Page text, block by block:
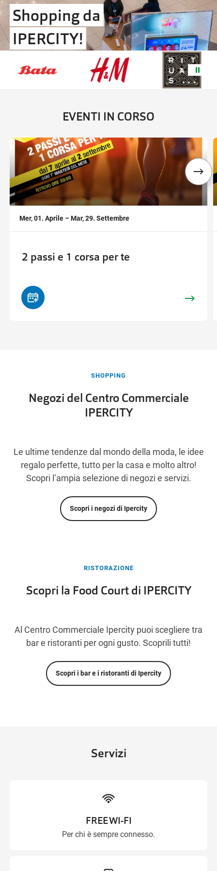
Ottieni indicazioni stradali
Shopping da
IPERCITY!
EVENTI IN CORSO
Mer, 01. Aprile – Mar, 29. Settembre
2 passi e 1 corsa per te
,
SHOPPING
Negozi del Centro Commerciale
IPERCITY
Le ultime tendenze dal mondo della moda, le idee
regalo perfette, tutto per la casa e molto altro!
Scopri l’ampia selezione di negozi e servizi.
Scopri i negozi di Ipercity
RISTORAZIONE
Scopri la Food Court di IPERCITY
Al Centro Commerciale Ipercity puoi scegliere tra
bar e ristoranti per ogni gusto. Scoprili tutti!
Scopri i bar e i ristoranti di Ipercity
Servizi
FREE WI-FI
Per chi è sempre connesso.